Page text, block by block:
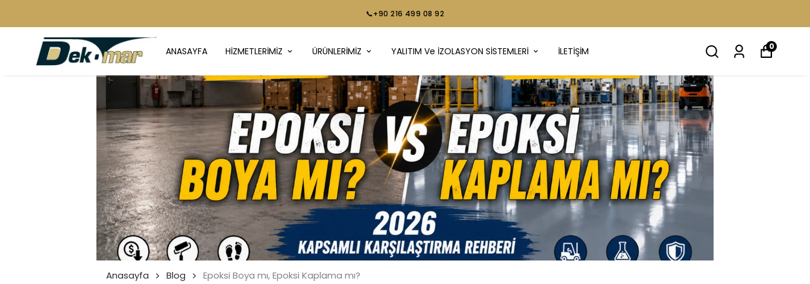
📞+90 216 499 08 92
ANASAYFA HİZMETLERİMİZ ÜRÜNLERİMİZ YALITIM Ve İZOLASYON SİSTEMLERİ İLETİŞİM 0
Anasayfa Blog Epoksi Boya mı, Epoksi Kaplama mı?